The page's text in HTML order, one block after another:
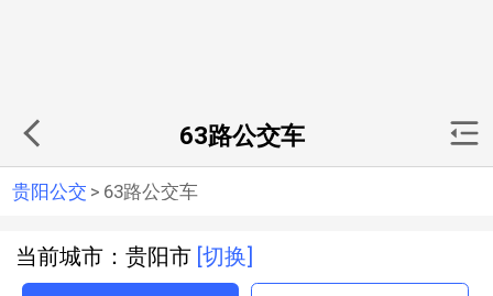
63路公交车
贵阳公交 > 63路公交车
当前城市：贵阳市 [切换]